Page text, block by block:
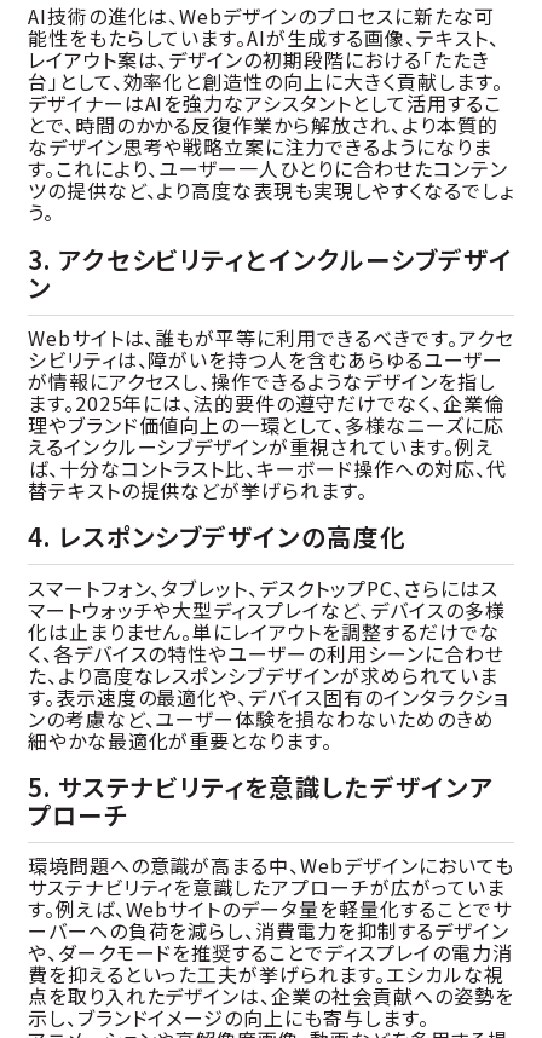
AI技術の進化は、Webデザインのプロセスに新たな可
能性をもたらしています。AIが生成する画像、テキスト、
レイアウト案は、デザインの初期段階における「たたき
台」として、効率化と創造性の向上に大きく貢献します。
デザイナーはAIを強力なアシスタントとして活用するこ
とで、時間のかかる反復作業から解放され、より本質的
なデザイン思考や戦略立案に注力できるようになりま
す。これにより、ユーザー一人ひとりに合わせたコンテン
ツの提供など、より高度な表現も実現しやすくなるでしょ
う。
3. アクセシビリティとインクルーシブデザイ
ン
Webサイトは、誰もが平等に利用できるべきです。アクセ
シビリティは、障がいを持つ人を含むあらゆるユーザー
が情報にアクセスし、操作できるようなデザインを指し
ます。2025年には、法的要件の遵守だけでなく、企業倫
理やブランド価値向上の一環として、多様なニーズに応
えるインクルーシブデザインが重視されています。例え
ば、十分なコントラスト比、キーボード操作への対応、代
替テキストの提供などが挙げられます。
4. レスポンシブデザインの高度化
スマートフォン、タブレット、デスクトップPC、さらにはス
マートウォッチや大型ディスプレイなど、デバイスの多様
化は止まりません。単にレイアウトを調整するだけでな
く、各デバイスの特性やユーザーの利用シーンに合わせ
た、より高度なレスポンシブデザインが求められていま
す。表示速度の最適化や、デバイス固有のインタラクショ
ンの考慮など、ユーザー体験を損なわないためのきめ
細やかな最適化が重要となります。
5. サステナビリティを意識したデザインア
プローチ
環境問題への意識が高まる中、Webデザインにおいても
サステナビリティを意識したアプローチが広がっていま
す。例えば、Webサイトのデータ量を軽量化することでサ
ーバーへの負荷を減らし、消費電力を抑制するデザイン
や、ダークモードを推奨することでディスプレイの電力消
費を抑えるといった工夫が挙げられます。エシカルな視
点を取り入れたデザインは、企業の社会貢献への姿勢を
示し、ブランドイメージの向上にも寄与します。